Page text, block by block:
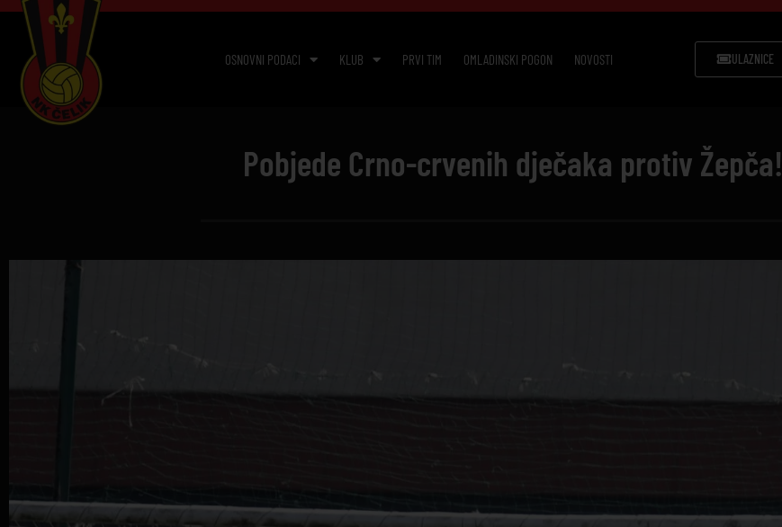
OSNOVNI PODACI KLUB PRVI TIM OMLADINSKI POGON NOVOSTI ULAZNICE
Pobjede Crno-crvenih dječaka protiv Žepča!